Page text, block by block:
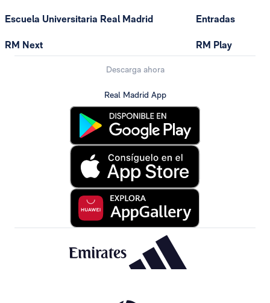
Escuela Universitaria Real Madrid
RM Next
Entradas
RM Play
Descarga ahora
Real Madrid App